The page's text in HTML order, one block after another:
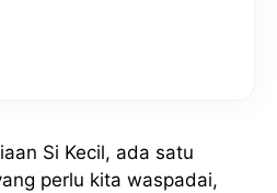
Si Kecil, ada satu
perlu kita waspadai,